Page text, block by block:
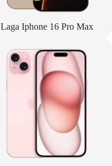
Laga Iphone 16 Pro Max